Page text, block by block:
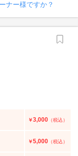
ナー様ですか？
￥3,000 （税込）
￥5,000 （税込）